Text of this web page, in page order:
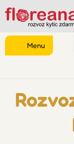
Menu